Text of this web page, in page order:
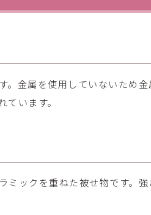
金属を使用していないため
います。
ックを重ねた被せ物です。